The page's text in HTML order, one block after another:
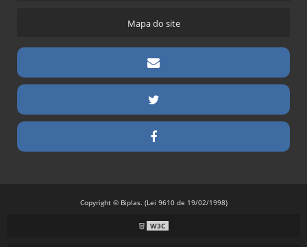
Mapa do site
Copyright © Biplas. (Lei 9610 de 19/02/1998)
W3C